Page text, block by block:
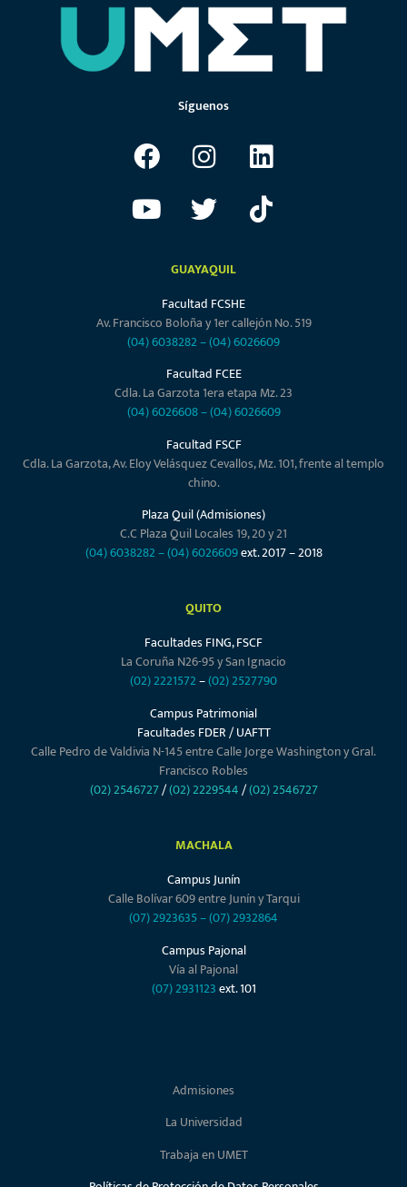
Síguenos
GUAYAQUIL
Facultad FCSHE
Av. Francisco Boloña y 1er callejón No. 519
(04) 6038282–(04) 6026609
Facultad FCEE
Cdla. La Garzota 1era etapa Mz. 23
(04) 6026608–(04) 6026609
Facultad FSCF
Cdla. La Garzota, Av. Eloy Velásquez Cevallos, Mz. 101, frente al templo
chino.
Plaza Quil (Admisiones)
C.C Plaza Quil Locales 19, 20 y 21
(04) 6038282–(04) 6026609ext. 2017 – 2018
QUITO
Facultades FING, FSCF
La Coruña N26-95 y San Ignacio
(02) 2221572–(02) 2527790
Campus Patrimonial
Facultades FDER / UAFTT
Calle Pedro de Valdivia N-145 entre Calle Jorge Washington y Gral.
Francisco Robles
(02) 2546727/(02) 2229544/(02) 2546727
MACHALA
Campus Junín
Calle Bolívar 609 entre Junín y Tarqui
(07) 2923635–(07) 2932864
Campus Pajonal
Vía al Pajonal
(07) 2931123ext. 101
Admisiones
La Universidad
Trabaja en UMET